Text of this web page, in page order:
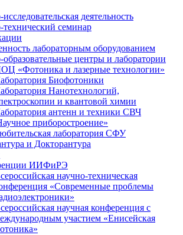
деятельность
технический семинар
лабораторным оборудованием
центры и лаборатории
«Фотоника и лазерные технологии»
Биофотоники
Нанотехнологий,
и квантовой химии
антенн и техники СВЧ
приборостроение»
лаборатория СФУ
и Докторантура
ИИФиРЭ
научно-техническая
«Современные проблемы
научная конференция с
участием «Енисейская